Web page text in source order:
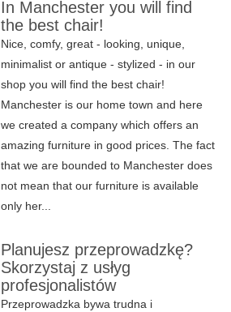
In Manchester you will find
the best chair!
Nice, comfy, great - looking, unique,
minimalist or antique - stylized - in our
shop you will find the best chair!
Manchester is our home town and here
we created a company which offers an
amazing furniture in good prices. The fact
that we are bounded to Manchester does
not mean that our furniture is available
only her...
Planujesz przeprowadzkę?
Skorzystaj z usłyg
profesjonalistów
Przeprowadzka bywa trudna i